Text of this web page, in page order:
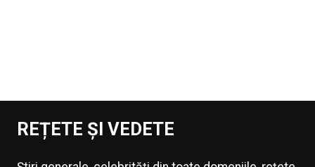
REȚETE ȘI VEDETE